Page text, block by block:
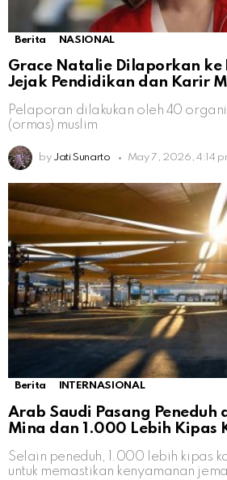
Berita NASIONAL
Grace Natalie Dilaporkan ke
Jejak Pendidikan dan Karir
Pelaporan dilakukan oleh 40
(ormas) muslim
by Jati Sunarto May 7, 2026, 4:14
Berita INTERNASIONAL
Arab Saudi Pasang Peneduh
Mina dan 1.000 Lebih Kipas
Selain peneduh, 1.000 lebih kipas
untuk memastikan kenyamanan